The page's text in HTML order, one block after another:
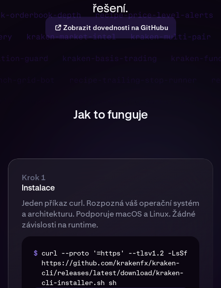
řešení.
Zobrazit dovednosti na GitHubu
Jak to funguje
Krok 1
Instalace
Jeden příkaz curl. Rozpozná váš operační systém
a architekturu. Podporuje macOS a Linux. Žádné
závislosti na runtime.
$ curl --proto '=https' --tlsv1.2 -LsSf
https://github.com/krakenfx/kraken-
cli/releases/latest/download/kraken-
cli-installer.sh sh